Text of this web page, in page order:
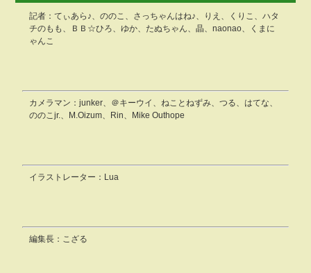
記者：てぃあら♪、ののこ、さっちゃんはね♪、りえ、くりこ、ハタ
チのもも、ＢＢ☆ひろ、ゆか、たぬちゃん、晶、naonao、くまに
ゃんこ
カメラマン：junker、＠キーウイ、ねことねずみ、つる、はてな、
ののこjr.、M.Oizum、Rin、Mike Outhope
イラストレーター：Lua
編集長：こざる